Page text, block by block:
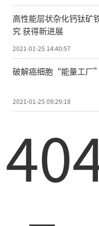
境科学国家重点实
较于冰期时期，现
良好，表层与底
大、南部小。在洋
带太平洋惰性溶解
北部硝化速率，
时，大量二氧化
营养盐对南海上层
献。
高性能层状杂化钙钛矿
究 获得新进展
2021-01-25 14:40:57
破解癌细胞“能量工厂
2021-01-25 09:29:18